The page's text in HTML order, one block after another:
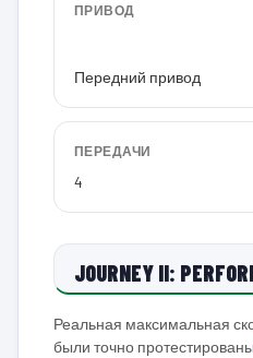
ПРИВОД
Передний привод
ПЕРЕДАЧИ
4
JOURNEY II:
Реальная максимальная
были точно протестированы